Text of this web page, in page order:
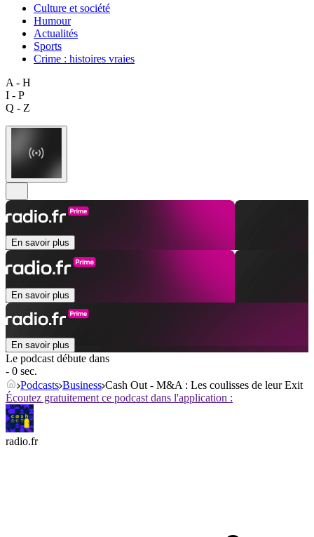
Culture et société
Humour
Actualités
Sports
Crime : histoires vraies
A - H
I - P
Q - Z
En savoir plus
En savoir plus
En savoir plus
Le podcast débute dans
- 0 sec.
Podcasts Business Cash Out - M&A : Les coulisses de leur Exit
Écoutez gratuitement ce podcast dans l'application :
radio.fr